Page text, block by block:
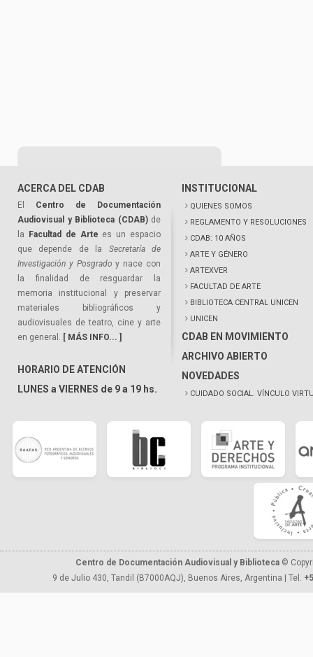
ACERCA DEL CDAB
El Centro de Documentación
Audiovisual y Biblioteca (CDAB)de
la
Facultad de Arte es un espacio
que depende de la Secretaría de
Investigación y Posgrado y nace con
la finalidad de resguardar la
memoria institucional y preservar
materiales bibliográficos y
audiovisuales de teatro, cine y arte
en general. [ MÁS INFO... ]
HORARIO DE ATENCIÓN
LUNES a VIERNES de 9 a 19 hs.
INSTITUCIONAL
QUIENES SOMOS
REGLAMENTO Y RESOLUCIONES
CDAB: 10 AÑOS
ARTE Y GÉNERO
ARTEXVER
FACULTAD DE ARTE
BIBLIOTECA CENTRAL UNICEN
UNICEN
CDAB EN MOVIMIENTO
ARCHIVO ABIERTO
NOVEDADES
CUIDADO SOCIAL. VÍNCULO
Centro de Documentación Audiovisual y Biblioteca ©
9 de Julio 430, Tandil (B7000AQJ), Buenos Aires, Argentina | Tel.